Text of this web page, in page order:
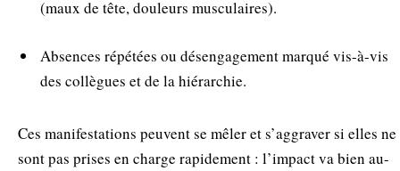
(maux de tête, douleurs musculaires).
Absences répétées ou désengagement marqué vis-à-vis
des collègues et de la hiérarchie.
Ces manifestations peuvent se mêler et s’aggraver si elles ne
sont pas prises en charge rapidement : l’impact va bien au-